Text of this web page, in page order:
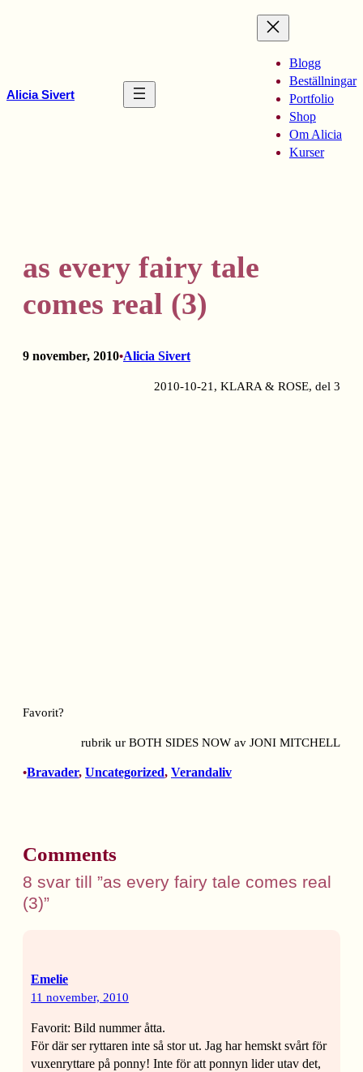
Alicia Sivert
Blogg
Beställningar
Portfolio
Shop
Om Alicia
Kurser
as every fairy tale
comes real (3)
9 november, 2010•Alicia Sivert
2010-10-21, KLARA & ROSE, del 3
Favorit?
rubrik ur BOTH SIDES NOW av JONI MITCHELL
•Bravader, Uncategorized, Verandaliv
Comments
8 svar till ”as every fairy tale comes real
(3)”
Emelie
11 november, 2010
Favorit: Bild nummer åtta.
För där ser ryttaren inte så stor ut. Jag har hemskt svårt för
vuxenryttare på ponny! Inte för att ponnyn lider utav det,